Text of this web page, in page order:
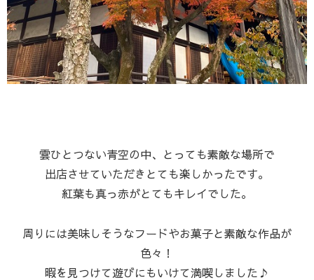
雲ひとつない青空の中、とっても素敵な場所で
出店させていただきとても楽しかったです。
紅葉も真っ赤がとてもキレイでした。
周りには美味しそうなフードやお菓子と素敵な作品が
色々！
暇を見つけて遊びにもいけて満喫しました♪